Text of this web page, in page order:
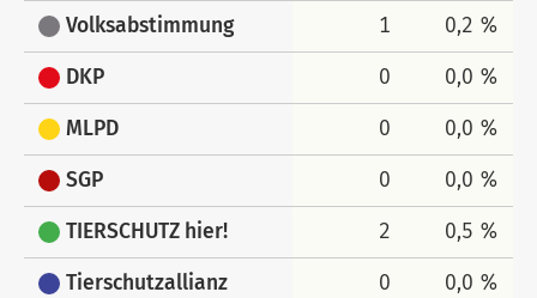
Volksabstimmung 1 0,2 %
DKP 0 0,0 %
MLPD 0 0,0 %
SGP 0 0,0 %
TIERSCHUTZ hier! 2 0,5 %
Tierschutzallianz 0 0,0 %